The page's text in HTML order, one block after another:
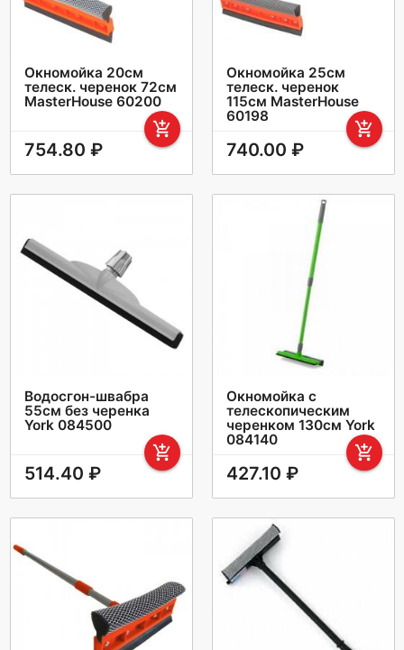
Окномойка 20см
телеск. черенок 72см
MasterHouse 60200
add_shopping_cart
754.80 ₽
Окномойка 25см
телеск. черенок
115см MasterHouse
60198
add_shopping_cart
740.00 ₽
Водосгон-швабра
55см без черенка
York 084500
add_shopping_cart
514.40 ₽
Окномойка с
телескопическим
черенком 130см York
084140
add_shopping_cart
427.10 ₽